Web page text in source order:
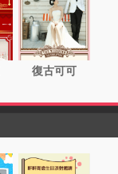
復古可可